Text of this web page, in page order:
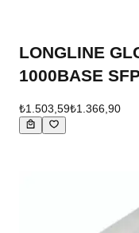
LONGLINE
1000BASE
₺1.503,59₺1.366,90